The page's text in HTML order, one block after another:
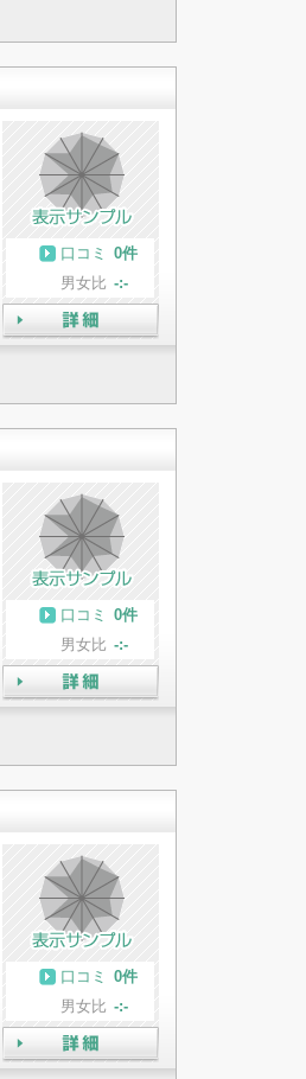
口コミ
0件
男女比 -:-
詳細
口コミ
0件
男女比 -:-
詳細
口コミ
0件
男女比 -:-
詳細